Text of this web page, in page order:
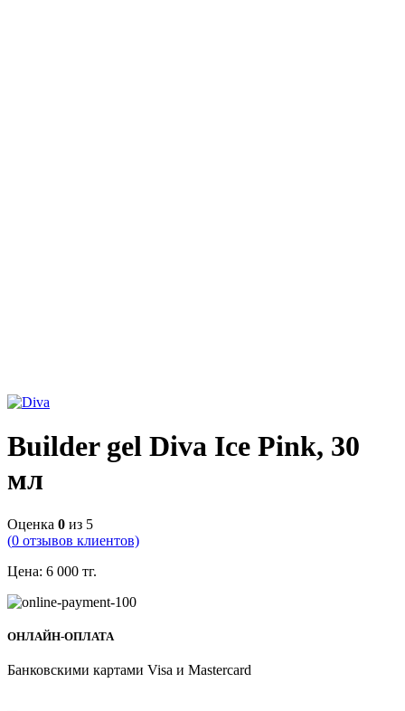
Builder gel Diva Ice Pink, 30
мл
Оценка 0 из 5
(0 отзывов клиентов)
Цена: 6 000 тг.
ОНЛАЙН-ОПЛАТА
Банковскими картами Visa и Mastercard